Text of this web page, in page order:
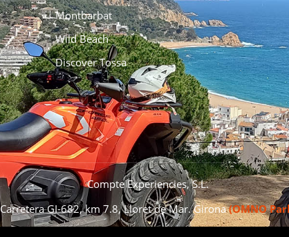
Montbarbat
Wild Beach
Discover Tossa
Compte Experiencies, S.L.
Carretera GI-682, km 7.8, Lloret de Mar. Girona(OMNO